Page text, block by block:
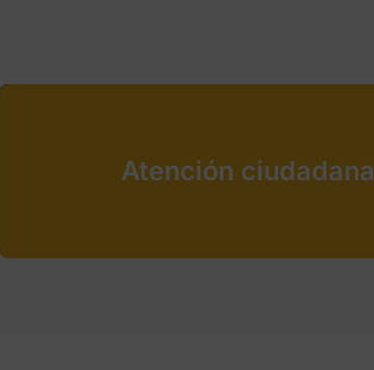
Atención ciudadana